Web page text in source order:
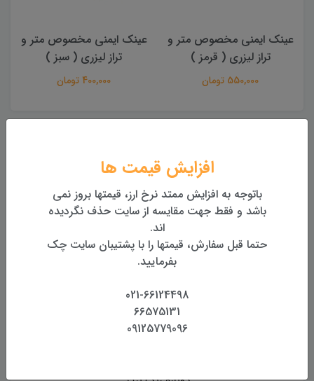
عینک ایمنی مخصوص متر و
تراز لیزری ( سبز )
400,000 تومان
تراز لیزری 4 بعدی ماکوتا
Tmakota TM-22wf new
10,500,000 تومان
ویدئو جعبه گشایی:
افزایش قیمت ها
باتوجه به افزایش ممتد نرخ ارز، قیمتها بروز نمی
باشد و فقط جهت مقایسه از سایت حذف نگردیده
اند.
حتما قبل سفارش، قیمتها را با پشتیبان سایت چک
بفرمایید.
021-66124498
66575131
09125779096